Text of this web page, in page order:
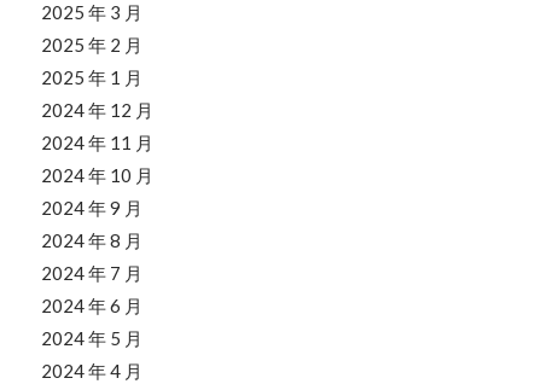
2025 年 3 月
2025 年 2 月
2025 年 1 月
2024 年 12 月
2024 年 11 月
2024 年 10 月
2024 年 9 月
2024 年 8 月
2024 年 7 月
2024 年 6 月
2024 年 5 月
2024 年 4 月